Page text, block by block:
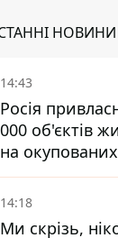
НОВИНИ
14:43
Росія
000 об'єктів
на
розслідування
14:18
Ми скрізь,